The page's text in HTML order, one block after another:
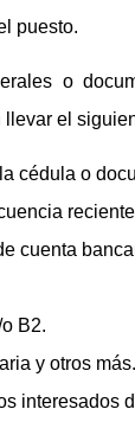
puesto.
o
el
cédula o
cuenta
B2.
y otros más.
interesados